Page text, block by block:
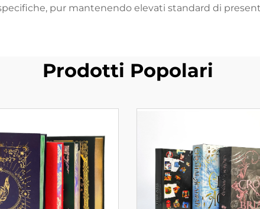
pur mantenendo elevati standard di
Prodotti Popolari